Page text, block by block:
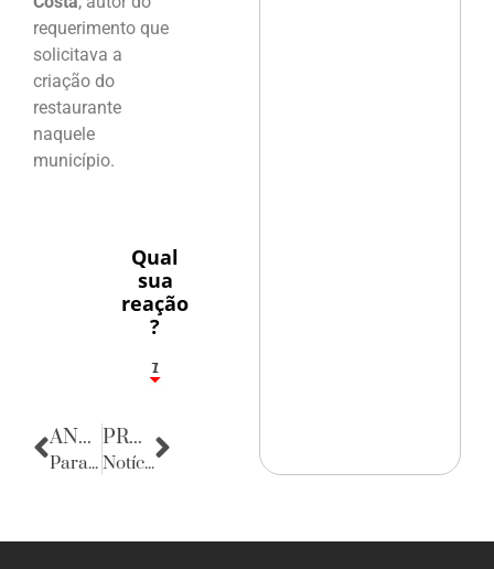
requerimento que
solicitava a
criação do
restaurante
naquele
município.
Qual
sua
reação
?
1
7
ANTERIOR
Parabéns
PRÓXIMA
Notícias da Bahia